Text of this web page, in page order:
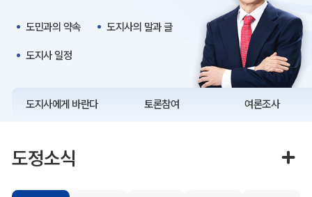
정보공개
도민과의 약속 도지사의 말과 글
도지사 일정
도지사에게 바란다 토론참여 여론조사
도정소식